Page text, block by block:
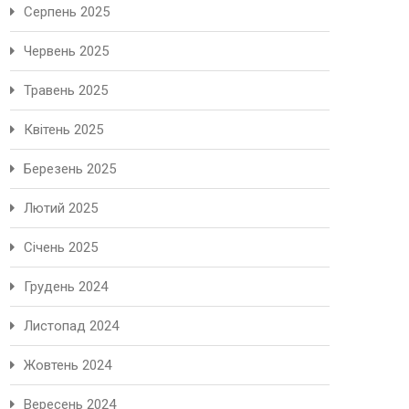
Серпень 2025
Червень 2025
Травень 2025
Квітень 2025
Березень 2025
Лютий 2025
Січень 2025
Грудень 2024
Листопад 2024
Жовтень 2024
Вересень 2024